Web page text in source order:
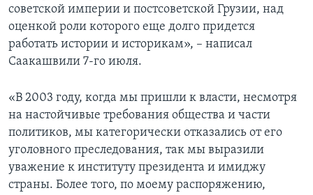
советской империи и постсоветской Грузии, над
оценкой роли которого еще долго придется
работать истории и историкам», – написал
Саакашвили 7-го июля.
«В 2003 году, когда мы пришли к власти, несмотря
на настойчивые требования общества и части
политиков, мы категорически отказались от его
уголовного преследования, так мы выразили
уважение к институту президента и имиджу
страны. Более того, по моему распоряжению,